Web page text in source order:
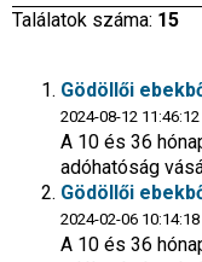
Találatok száma: 15
Gödöllői
2024-08-12 11:46:12
A 10 és 36
adóhatóság
Gödöllői
2024-02-06 10:14:18
A 10 és 36